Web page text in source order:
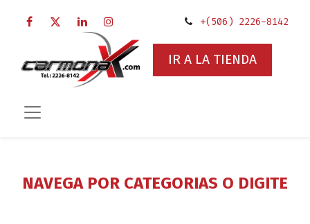
+(506) 2226-8142
IR A LA TIENDA
NAVEGA POR CATEGORIAS O DIGITE